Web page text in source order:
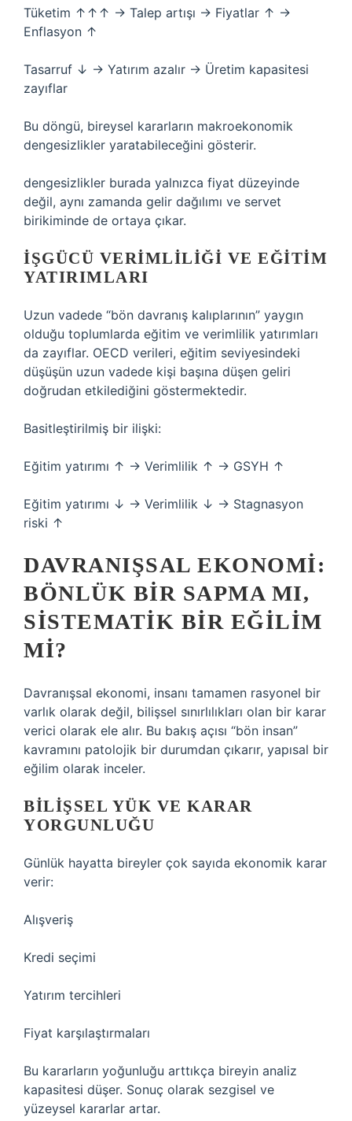
Tüketim ↑↑↑ → Talep artışı → Fiyatlar ↑ →
Enflasyon ↑
Tasarruf ↓ → Yatırım azalır → Üretim kapasitesi
zayıflar
Bu döngü, bireysel kararların makroekonomik
dengesizlikler yaratabileceğini gösterir.
dengesizlikler burada yalnızca fiyat düzeyinde
değil, aynı zamanda gelir dağılımı ve servet
birikiminde de ortaya çıkar.
İŞGÜCÜ VERIMLILIĞI VE EĞITIM
YATIRIMLARI
Uzun vadede “bön davranış kalıplarının” yaygın
olduğu toplumlarda eğitim ve verimlilik yatırımları
da zayıflar. OECD verileri, eğitim seviyesindeki
düşüşün uzun vadede kişi başına düşen geliri
doğrudan etkilediğini göstermektedir.
Basitleştirilmiş bir ilişki:
Eğitim yatırımı ↑ → Verimlilik ↑ → GSYH ↑
Eğitim yatırımı ↓ → Verimlilik ↓ → Stagnasyon
riski ↑
DAVRANIŞSAL EKONOMI:
BÖNLÜK BIR SAPMA MI,
SISTEMATIK BIR EĞILIM
MI?
Davranışsal ekonomi, insanı tamamen rasyonel bir
varlık olarak değil, bilişsel sınırlılıkları olan bir karar
verici olarak ele alır. Bu bakış açısı “bön insan”
kavramını patolojik bir durumdan çıkarır, yapısal bir
eğilim olarak inceler.
BILIŞSEL YÜK VE KARAR
YORGUNLUĞU
Günlük hayatta bireyler çok sayıda ekonomik karar
verir:
Alışveriş
Kredi seçimi
Yatırım tercihleri
Fiyat karşılaştırmaları
Bu kararların yoğunluğu arttıkça bireyin analiz
kapasitesi düşer. Sonuç olarak sezgisel ve
yüzeysel kararlar artar.